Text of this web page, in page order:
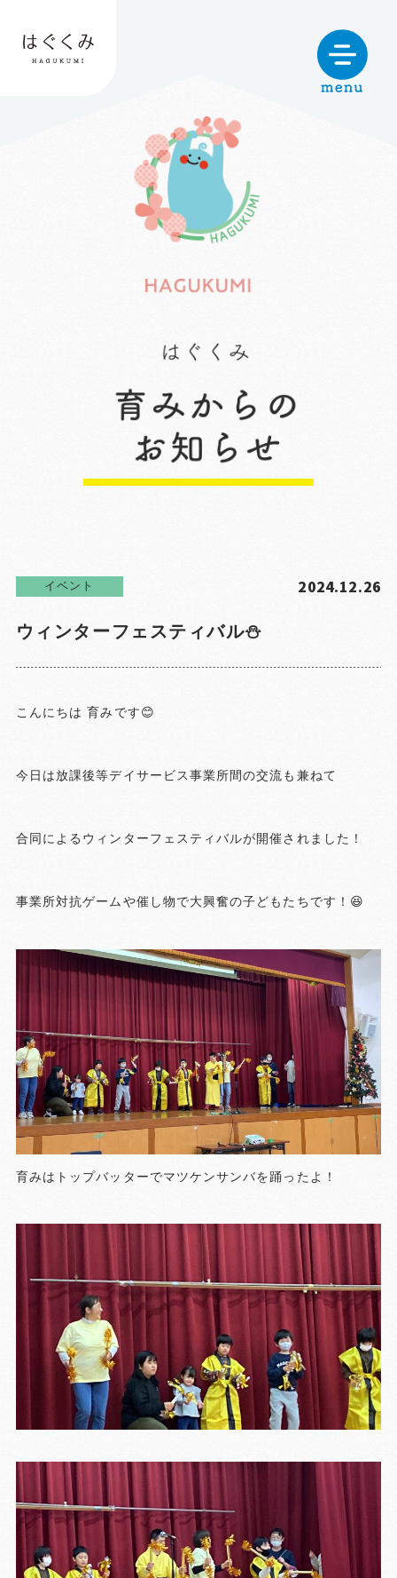
イベント 2024.12.26
ウィンターフェスティバル⛄️
こんにちは 育みです😊
今日は放課後等デイサービス事業所間の交流も兼ねて
合同によるウィンターフェスティバルが開催されました！
事業所対抗ゲームや催し物で大興奮の子どもたちです！😆
育みはトップバッターでマツケンサンバを踊ったよ！